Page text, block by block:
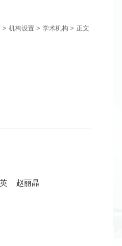
> 机构设置 > 学术机构 > 正文
赵丽晶